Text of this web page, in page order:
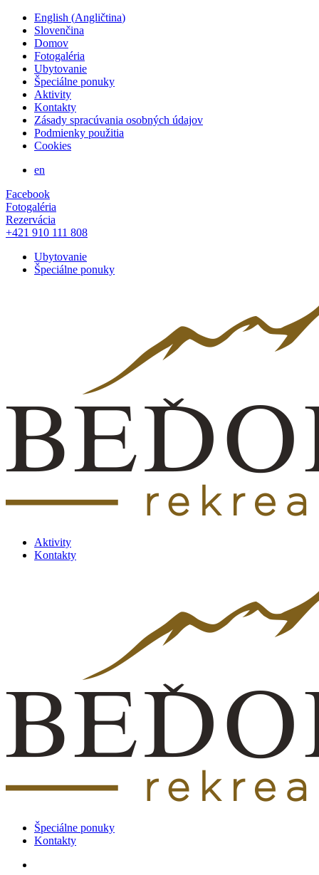
English (Angličtina)
Slovenčina
Domov
Fotogaléria
Ubytovanie
Špeciálne ponuky
Aktivity
Kontakty
Zásady spracúvania osobných údajov
Podmienky použitia
Cookies
en
Facebook
Fotogaléria
Rezervácia
+421 910 111 808
Ubytovanie
Špeciálne ponuky
Aktivity
Kontakty
Špeciálne ponuky
Kontakty